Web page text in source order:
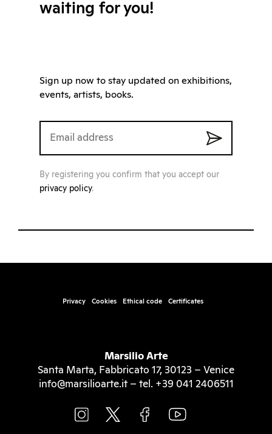
waiting for you!
Sign up now to stay updated on exhibitions,
events, artists, books.
By registering you confirm that you accept our
privacy policy.
Privacy Cookies Ethical code Certificates
Marsilio Arte
Santa Marta, Fabbricato 17, 30123 – Venice
info@marsilioarte.it – tel. +39 041 2406511